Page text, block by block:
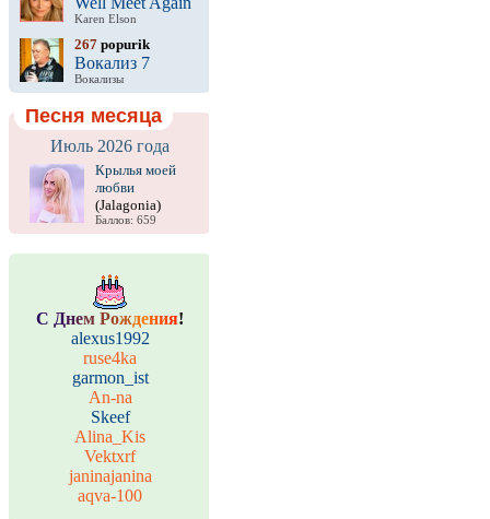
Karen Elson
267 popurik
Вокализ 7
Вокализы
Песня месяца
Июль 2026 года
Крылья моей
любви
(Jalagonia)
Баллов: 659
С Днем Рождения!
alexus1992
ruse4ka
garmon_ist
An-na
Skeef
Alina_Kis
Vektxrf
janinajanina
aqva-100